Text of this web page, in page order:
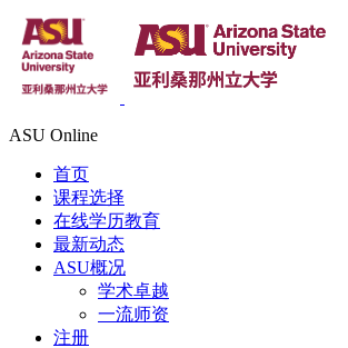
ASU Online
首页
课程选择
在线学历教育
最新动态
ASU概况
学术卓越
一流师资
注册